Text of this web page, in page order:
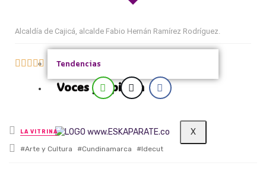
Tendencias
Voces y Opinión
X
Alcaldía de Cajicá, alcalde Fabio Hernán Ramírez Rodríguez.
   
Posted in
LA VITRINA
Tagged with
Arte y Cultura Cundinamarca Idecut